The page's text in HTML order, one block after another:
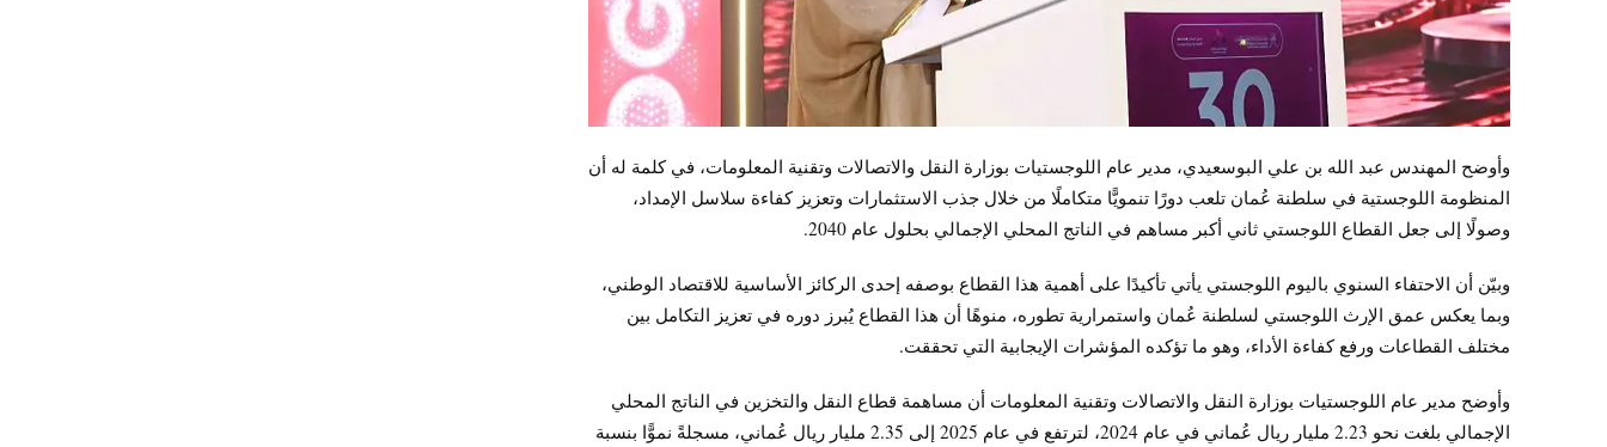
وأوضح المهندس عبد الله بن علي البوسعيدي، مدير عام اللوجستيات بوزارة النقل والاتصالات وتقنية المعلومات، في كلمة له أن
المنظومة اللوجستية في سلطنة عُمان تلعب دورًا تنمويًّا متكاملًا من خلال جذب الاستثمارات وتعزيز كفاءة سلاسل الإمداد،
وصولًا إلى جعل القطاع اللوجستي ثاني أكبر مساهم في الناتج المحلي الإجمالي بحلول عام 2040.
وبيّن أن الاحتفاء السنوي باليوم اللوجستي يأتي تأكيدًا على أهمية هذا القطاع بوصفه إحدى الركائز الأساسية للاقتصاد الوطني،
وبما يعكس عمق الإرث اللوجستي لسلطنة عُمان واستمرارية تطوره، منوهًا أن هذا القطاع يُبرز دوره في تعزيز التكامل بين
مختلف القطاعات ورفع كفاءة الأداء، وهو ما تؤكده المؤشرات الإيجابية التي تحققت.
وأوضح مدير عام اللوجستيات بوزارة النقل والاتصالات وتقنية المعلومات أن مساهمة قطاع النقل والتخزين في الناتج المحلي
الإجمالي بلغت نحو 2.23 مليار ريال عُماني في عام 2024، لترتفع في عام 2025 إلى 2.35 مليار ريال عُماني، مسجلةً نموًّا بنسبة